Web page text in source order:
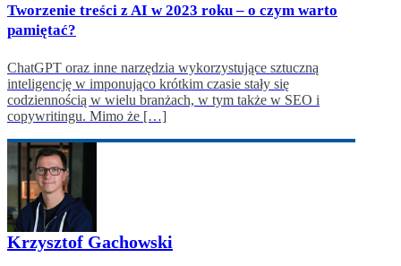
Tworzenie treści z AI w 2023 roku – o czym warto
pamiętać?
ChatGPT oraz inne narzędzia wykorzystujące sztuczną
inteligencję w imponująco krótkim czasie stały się
codziennością w wielu branżach, w tym także w SEO i
copywritingu. Mimo że […]
Krzysztof Gachowski